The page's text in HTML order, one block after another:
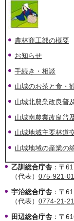
農林商工部の概要
お知らせ
手続き・相談
山城のお茶と食・
山城北農業改良普
山城南農業改良普
山城地域主要林道
山城地域の産業の
乙訓総合庁舎 ：〒
（代表） 075-921-
宇治総合庁舎 ：〒
（代表） 0774-21-
田辺総合庁舎 ：〒